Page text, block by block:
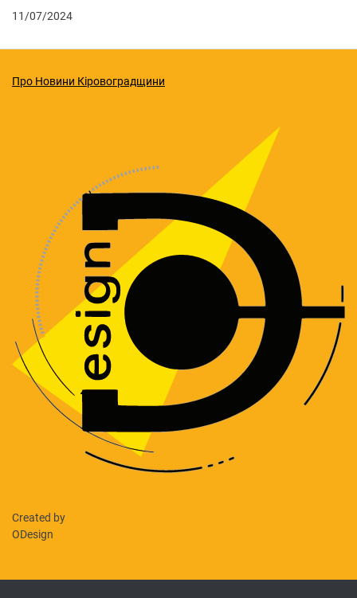
11/07/2024
Про Новини Кіровоградщини
Created by
ODesign